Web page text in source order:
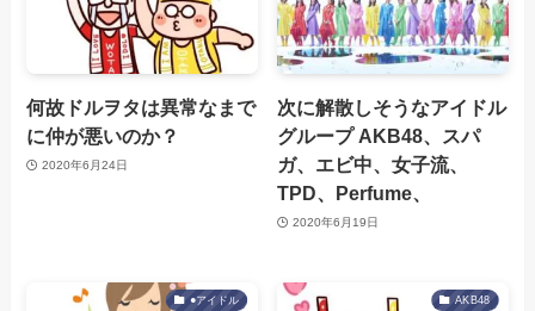
何故ドルヲタは異常なまで
に仲が悪いのか？
2020年6月24日
次に解散しそうなアイドル
グループ AKB48、スパ
ガ、エビ中、女子流、
TPD、Perfume、
2020年6月19日
●アイドル AKB48